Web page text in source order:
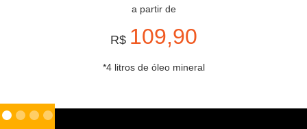
a partir de
R$ 109,90
*4 litros de óleo mineral